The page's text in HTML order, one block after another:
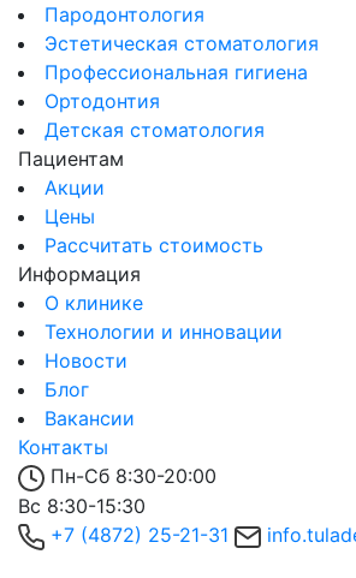
Пародонтология
Эстетическая стоматология
Профессиональная гигиена
Ортодонтия
Детская стоматология
Пациентам
Акции
Цены
Рассчитать стоимость
Информация
О клинике
Технологии и инновации
Новости
Блог
Вакансии
Контакты
Пн-Сб 8:30-20:00
Вс 8:30-15:30
+7 (4872) 25-21-31